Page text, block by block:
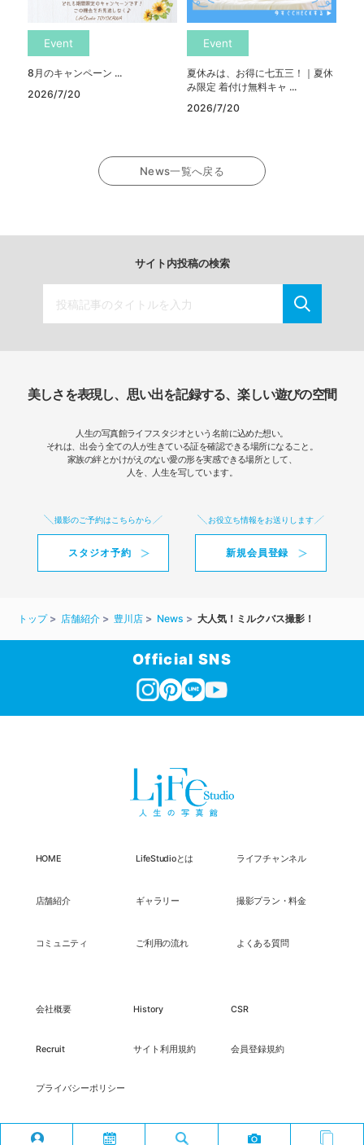
Event
8月のキャンペーン ...
2026/7/20
Event
夏休みは、お得に七五三！｜夏休
み限定 着付け無料キャ ...
2026/7/20
News一覧へ戻る
サイト内投稿の検索
美しさを表現し、思い出を記録する、楽しい遊びの空間
人生の写真館ライフスタジオという名前に込めた想い。
それは、出会う全ての人が生きている証を確認できる場所になること。
家族の絆とかけがえのない愛の形を実感できる場所として、
人を、人生を写しています。
撮影のご予約はこちらから
スタジオ予約
お役立ち情報をお送りします
新規会員登録
トップ 店舗紹介 豊川店 News 大人気！ミルクバス撮影！
Official SNS
HOME LifeStudioとは ライフチャンネル
店舗紹介 ギャラリー 撮影プラン・料金
コミュニティ ご利用の流れ よくある質問
会社概要 History CSR
Recruit サイト利用規約 会員登録規約
プライバシーポリシー